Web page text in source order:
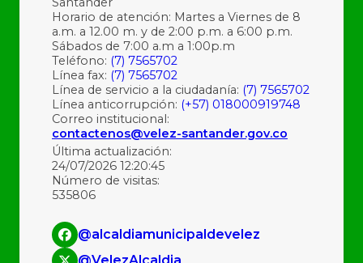
Horario de atención: Martes a Viernes de 8
a.m. a 12.00 m. y de 2:00 p.m. a 6:00 p.m.
Sábados de 7:00 a.m a 1:00p.m
Teléfono: (7) 7565702
Línea fax: (7) 7565702
Línea de servicio a la ciudadanía: (7) 7565702
Línea anticorrupción: (+57) 018000919748
Correo institucional:
contactenos@velez-santander.gov.co
Última actualización:
24/07/2026 12:20:45
Número de visitas:
535806
@alcaldiamunicipaldevelez